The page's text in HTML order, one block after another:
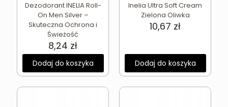
Dezodorant INELIA Roll-
On Men Silver –
Skuteczna Ochrona i
Świeżość
8,24 zł
Dodaj do koszyka
Inelia Ultra Soft Cream
Zielona Oliwka
10,67 zł
Dodaj do koszyka